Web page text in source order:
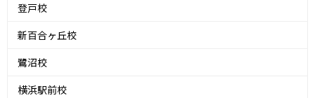
登戸校
新百合ヶ丘校
鷺沼校
横浜駅前校